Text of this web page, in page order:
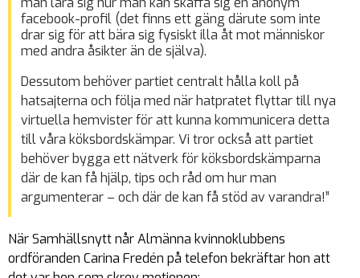
facebook-profil (det finns ett gäng därute som inte
drar sig för att bära sig fysiskt illa åt mot människor
med andra åsikter än de själva).
Dessutom behöver partiet centralt hålla koll på
hatsajterna och följa med när hatpratet flyttar till nya
virtuella hemvister för att kunna kommunicera detta
till våra köksbordskämpar. Vi tror också att partiet
behöver bygga ett nätverk för köksbordskämparna
där de kan få hjälp, tips och råd om hur man
argumenterar – och där de kan få stöd av varandra!”
När Samhällsnytt når Almänna kvinnoklubbens
ordföranden Carina Fredén på telefon bekräftar hon att